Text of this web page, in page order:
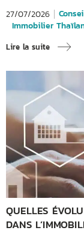
27/07/2026
Immobilier
Lire la suite
QUELLES
DANS